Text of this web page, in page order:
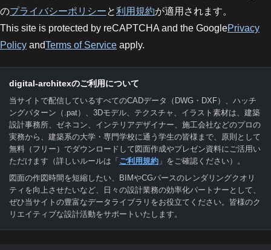
のプライバシーポリシーと利用規約が適用されます。
This site is protected by reCAPTCHA and the GooglePrivacy
Policy andTerms of Service apply.
digital-architexのご利用について
当サイトで配信しているすべてのCADデータ（DWG・DXF）、ハッチ
ングパターン（.pat）、3Dモデル、テクスチャ、イラスト素材は、建築
設計事務所、ゼネコン、インテリアデザイナー、施工会社などのプロの
実務から、建築系の大学・専門学校に通う学生の皆様まで、原則として
無料（フリー）でダウンロードして図面作成やプレゼン資料にご活用い
ただけます（詳しいルールは「 ご利用規約 」をご確認ください）。
図面の作図時間を短縮したい、BIMやCGパースのレンダリングクオリ
ティを向上させたいなど、日々の設計業務の効率化パートナーとして、
ぜひ当サイトの豊富なデータライブラリをお役立てください。皆様のク
リエイティブな設計活動をサポートいたします。